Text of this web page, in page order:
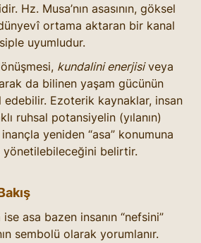
Hz. Musa’nın asasının, göksel
ortama aktaran bir kanal
uyumludur.
kundalini enerjisi veya
da bilinen yaşam gücünün
edebilir. Ezoterik kaynaklar, insan
ruhsal potansiyelin (yılanın)
yeniden “asa” konumuna
yönetilebileceğini belirtir.
asa bazen insanın “nefsini”
sembolü olarak yorumlanır.